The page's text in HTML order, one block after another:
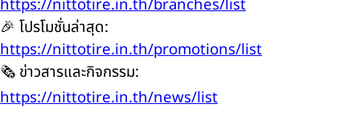
https://nittotire.in.th/branches/list
🎉 โปรโมชั่นล่าสุด:
https://nittotire.in.th/promotions/list
🗞️ ข่าวสารและกิจกรรม:
https://nittotire.in.th/news/list